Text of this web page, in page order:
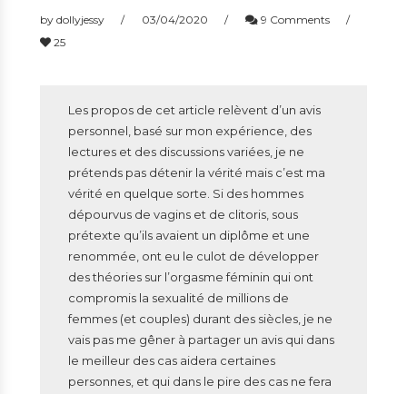
by dollyjessy 03/04/2020
9 Comments
25
Les propos de cet article relèvent d’un avis
personnel, basé sur mon expérience, des
lectures et des discussions variées, je ne
prétends pas détenir la vérité mais c’est ma
vérité en quelque sorte. Si des hommes
dépourvus de vagins et de clitoris, sous
prétexte qu’ils avaient un diplôme et une
renommée, ont eu le culot de développer
des théories sur l’orgasme féminin qui ont
compromis la sexualité de millions de
femmes (et couples) durant des siècles, je ne
vais pas me gêner à partager un avis qui dans
le meilleur des cas aidera certaines
personnes, et qui dans le pire des cas ne fera